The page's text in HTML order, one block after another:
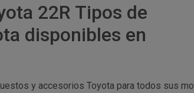
22R Tipos de
disponibles en
y accesorios Toyota para todos sus